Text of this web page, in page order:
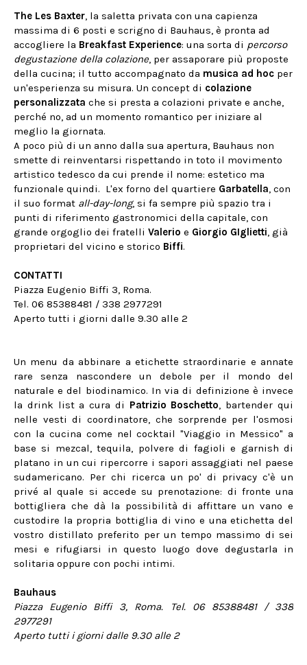
The Les Baxter, la saletta privata con una capienza
massima di 6 posti e scrigno di Bauhaus, è pronta ad
accogliere la Breakfast Experience: una sorta di percorso
degustazione della colazione, per assaporare più proposte
della cucina; il tutto accompagnato da musica ad hoc per
un'esperienza su misura. Un concept di colazione
personalizzata che si presta a colazioni private e anche,
perché no, ad un momento romantico per iniziare al
meglio la giornata.
A poco più di un anno dalla sua apertura, Bauhaus non
smette di reinventarsi rispettando in toto il movimento
artistico tedesco da cui prende il nome: estetico ma
funzionale quindi. L'ex forno del quartiere Garbatella, con
il suo format all-day-long, si fa sempre più spazio tra i
punti di riferimento gastronomici della capitale, con
grande orgoglio dei fratelli Valerio e Giorgio GIglietti, già
proprietari del vicino e storico Biffi.
CONTATTI
Piazza Eugenio Biffi 3, Roma.
Tel. 06 85388481 / 338 2977291
Aperto tutti i giorni dalle 9.30 alle 2
Un menu da abbinare a etichette straordinarie e annate
rare senza nascondere un debole per il mondo del
naturale e del biodinamico. In via di definizione è invece
la drink list a cura di Patrizio Boschetto, bartender qui
nelle vesti di coordinatore, che sorprende per l'osmosi
con la cucina come nel cocktail "Viaggio in Messico" a
base si mezcal, tequila, polvere di fagioli e garnish di
platano in un cui ripercorre i sapori assaggiati nel paese
sudamericano. Per chi ricerca un po' di privacy c'è un
privé al quale si accede su prenotazione: di fronte una
bottigliera che dà la possibilità di affittare un vano e
custodire la propria bottiglia di vino e una etichetta del
vostro distillato preferito per un tempo massimo di sei
mesi e rifugiarsi in questo luogo dove degustarla in
solitaria oppure con pochi intimi.
Bauhaus
Piazza Eugenio Biffi 3, Roma. Tel. 06 85388481 / 338
2977291
Aperto tutti i giorni dalle 9.30 alle 2